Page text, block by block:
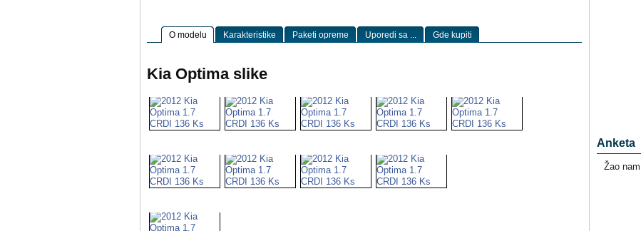
O modelu Karakteristike Paketi opreme Uporedi sa ... Gde kupiti
Kia Optima slike
Anketa
Žao